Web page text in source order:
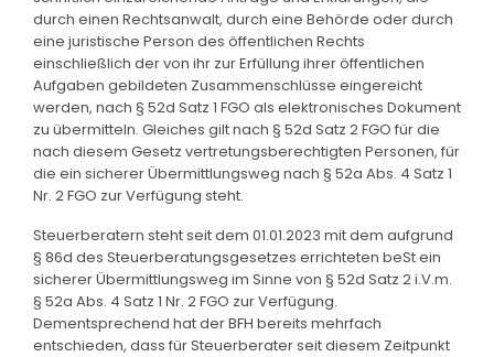
durch einen Rechtsanwalt, durch eine Behörde oder durch
eine juristische Person des öffentlichen Rechts
einschließlich der von ihr zur Erfüllung ihrer öffentlichen
Aufgaben gebildeten Zusammenschlüsse eingereicht
werden, nach § 52d Satz 1 FGO als elektronisches Dokument
zu übermitteln. Gleiches gilt nach § 52d Satz 2 FGO für die
nach diesem Gesetz vertretungsberechtigten Personen, für
die ein sicherer Übermittlungsweg nach § 52a Abs. 4 Satz 1
Nr. 2 FGO zur Verfügung steht.
Steuerberatern steht seit dem 01.01.2023 mit dem aufgrund
§ 86d des Steuerberatungsgesetzes errichteten beSt ein
sicherer Übermittlungsweg im Sinne von § 52d Satz 2 i.V.m.
§ 52a Abs. 4 Satz 1 Nr. 2 FGO zur Verfügung.
Dementsprechend hat der BFH bereits mehrfach
entschieden, dass für Steuerberater seit diesem Zeitpunkt